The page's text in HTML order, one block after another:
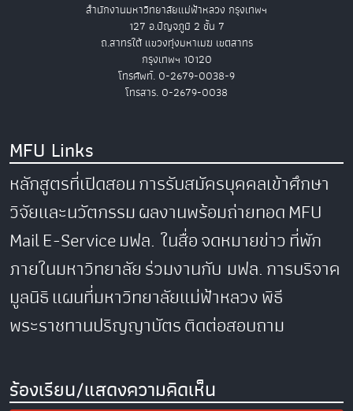
สำนักงานมหาวิทยาลัยแม่ฟ้าหลวง กรุงเทพฯ
127 อ.ปัญจภูมิ 2 ชั้น 7
ถ.สาทรใต้ แขวงทุ่งมหาเมฆ เขตสาทร
กรุงเทพฯ 10120
โทรศัพท์. 0-2679-0038-9
โทรสาร. 0-2679-0038
MFU Links
หลักสูตรที่เปิดสอนการรับสมัครบุคคลเข้าศึกษา
วิจัยและนวัตกรรมผลงานพร้อมถ่ายทอดMFU
MailE-Serviceมฟล. ในสื่อจดหมายข่าวที่พัก
ภายในมหาวิทยาลัยร่วมงานกับ มฟล.การบริจาค
มูลนิธิแผนที่มหาวิทยาลัยแม่ฟ้าหลวงพิธี
พระราชทานปริญญาบัตรติดต่อสอบถาม
ร้องเรียน/แสดงความคิดเห็น